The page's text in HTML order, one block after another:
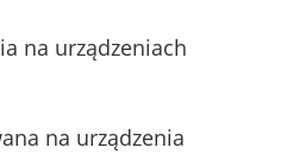
na urządzeniach
na urządzenia